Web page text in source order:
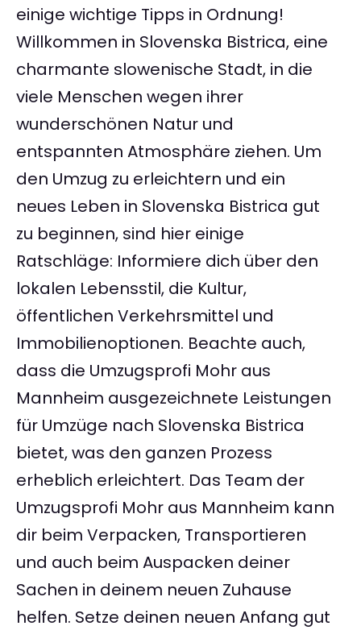
einige wichtige Tipps in Ordnung!
Willkommen in Slovenska Bistrica, eine
charmante slowenische Stadt, in die
viele Menschen wegen ihrer
wunderschönen Natur und
entspannten Atmosphäre ziehen. Um
den Umzug zu erleichtern und ein
neues Leben in Slovenska Bistrica gut
zu beginnen, sind hier einige
Ratschläge: Informiere dich über den
lokalen Lebensstil, die Kultur,
öffentlichen Verkehrsmittel und
Immobilienoptionen. Beachte auch,
dass die Umzugsprofi Mohr aus
Mannheim ausgezeichnete Leistungen
für Umzüge nach Slovenska Bistrica
bietet, was den ganzen Prozess
erheblich erleichtert. Das Team der
Umzugsprofi Mohr aus Mannheim kann
dir beim Verpacken, Transportieren
und auch beim Auspacken deiner
Sachen in deinem neuen Zuhause
helfen. Setze deinen neuen Anfang gut